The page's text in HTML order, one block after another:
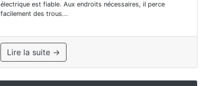
électrique est fiable. Aux endroits nécessaires, il perce
facilement des trous...
Lire la suite →